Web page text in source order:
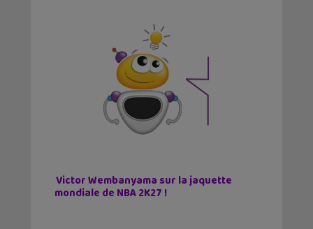
Victor Wembanyama sur la jaquette
mondiale de NBA 2K27 !